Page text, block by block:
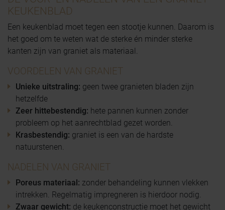
KEUKENBLAD
Een keukenblad moet tegen een stootje kunnen. Daarom is
het goed om te weten wat de sterke én minder sterke
kanten zijn van graniet als materiaal.
VOORDELEN VAN GRANIET
Unieke uitstraling: geen twee granieten bladen zijn
hetzelfde
Zeer hittebestendig: hete pannen kunnen zonder
probleem op het aanrechtblad gezet worden.
Krasbestendig: graniet is een van de hardste
natuurstenen.
NADELEN VAN GRANIET
Poreus materiaal: zonder behandeling kunnen vlekken
intrekken. Regelmatig impregneren is hierdoor nodig.
Zwaar gewicht: de keukenconstructie moet het gewicht